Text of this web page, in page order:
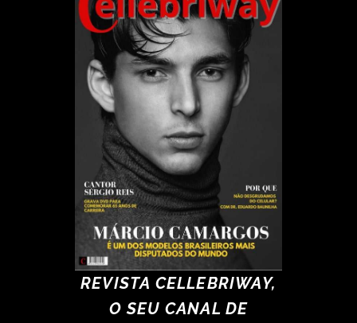
REVISTA CELLEBRIWAY,
O SEU CANAL DE